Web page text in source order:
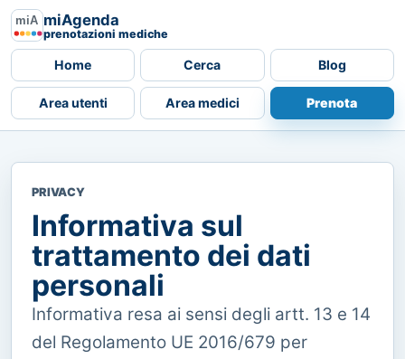
miAgenda
prenotazioni mediche
Home Cerca Blog
Area utenti Area medici Prenota
PRIVACY
Informativa sul
trattamento dei dati
personali
Informativa resa ai sensi degli artt. 13 e 14
del Regolamento UE 2016/679 per